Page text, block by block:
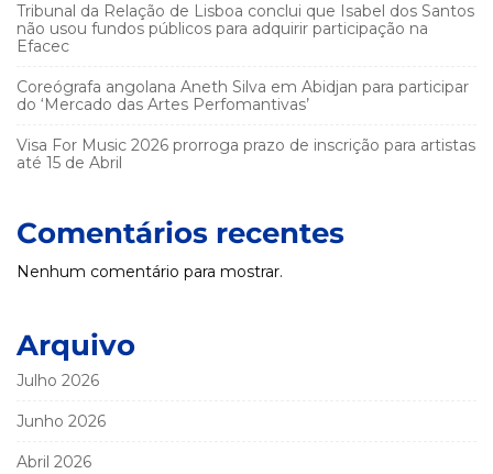
Tribunal da Relação de Lisboa conclui que Isabel dos Santos
não usou fundos públicos para adquirir participação na
Efacec
Coreógrafa angolana Aneth Silva em Abidjan para participar
do ‘Mercado das Artes Perfomantivas’
Visa For Music 2026 prorroga prazo de inscrição para artistas
até 15 de Abril
Comentários recentes
Nenhum comentário para mostrar.
Arquivo
Julho 2026
Junho 2026
Abril 2026